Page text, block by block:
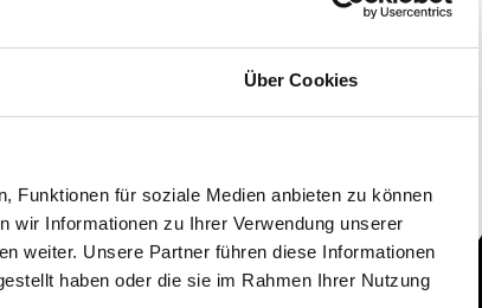
Über Cookies
Funktionen für soziale Medien anbieten zu können
wir Informationen zu Ihrer Verwendung unserer
weiter. Unsere Partner führen diese Informationen
haben oder die sie im Rahmen Ihrer Nutzung